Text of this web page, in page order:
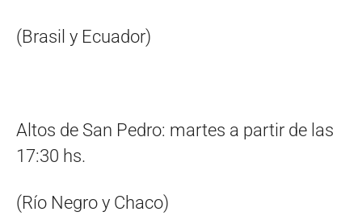
(Brasil y Ecuador)
Altos de San Pedro: martes a partir de las
17:30 hs.
(Río Negro y Chaco)